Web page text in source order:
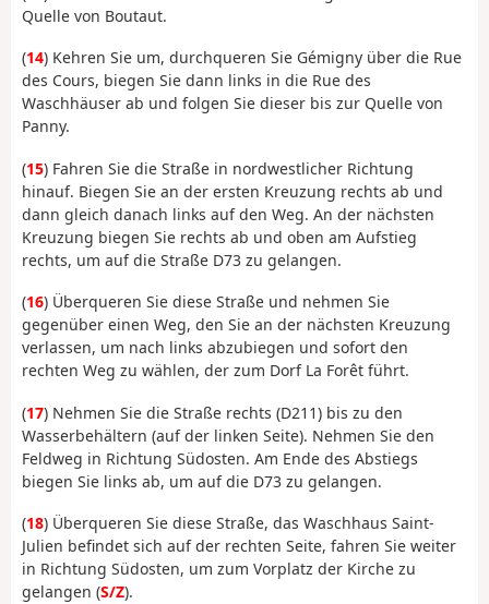
Quelle von Boutaut.
(14) Kehren Sie um, durchqueren Sie Gémigny über die Rue
des Cours, biegen Sie dann links in die Rue des
Waschhäuser ab und folgen Sie dieser bis zur Quelle von
Panny.
(15) Fahren Sie die Straße in nordwestlicher Richtung
hinauf. Biegen Sie an der ersten Kreuzung rechts ab und
dann gleich danach links auf den Weg. An der nächsten
Kreuzung biegen Sie rechts ab und oben am Aufstieg
rechts, um auf die Straße D73 zu gelangen.
(16) Überqueren Sie diese Straße und nehmen Sie
gegenüber einen Weg, den Sie an der nächsten Kreuzung
verlassen, um nach links abzubiegen und sofort den
rechten Weg zu wählen, der zum Dorf La Forêt führt.
(17) Nehmen Sie die Straße rechts (D211) bis zu den
Wasserbehältern (auf der linken Seite). Nehmen Sie den
Feldweg in Richtung Südosten. Am Ende des Abstiegs
biegen Sie links ab, um auf die D73 zu gelangen.
(18) Überqueren Sie diese Straße, das Waschhaus Saint-
Julien befindet sich auf der rechten Seite, fahren Sie weiter
in Richtung Südosten, um zum Vorplatz der Kirche zu
gelangen (S/Z).